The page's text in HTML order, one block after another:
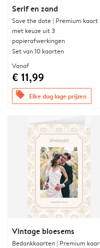
Serif en zand
Save the date | Premium kaart
met keuze uit 3
papierafwerkingen
Set van 10 kaarten
Vanaf
€ 11,99
offers Elke dag lage prijzen
Vintage bloesems
Bedankkaarten | Premium